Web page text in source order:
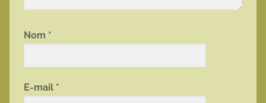
Nom *
E-mail *